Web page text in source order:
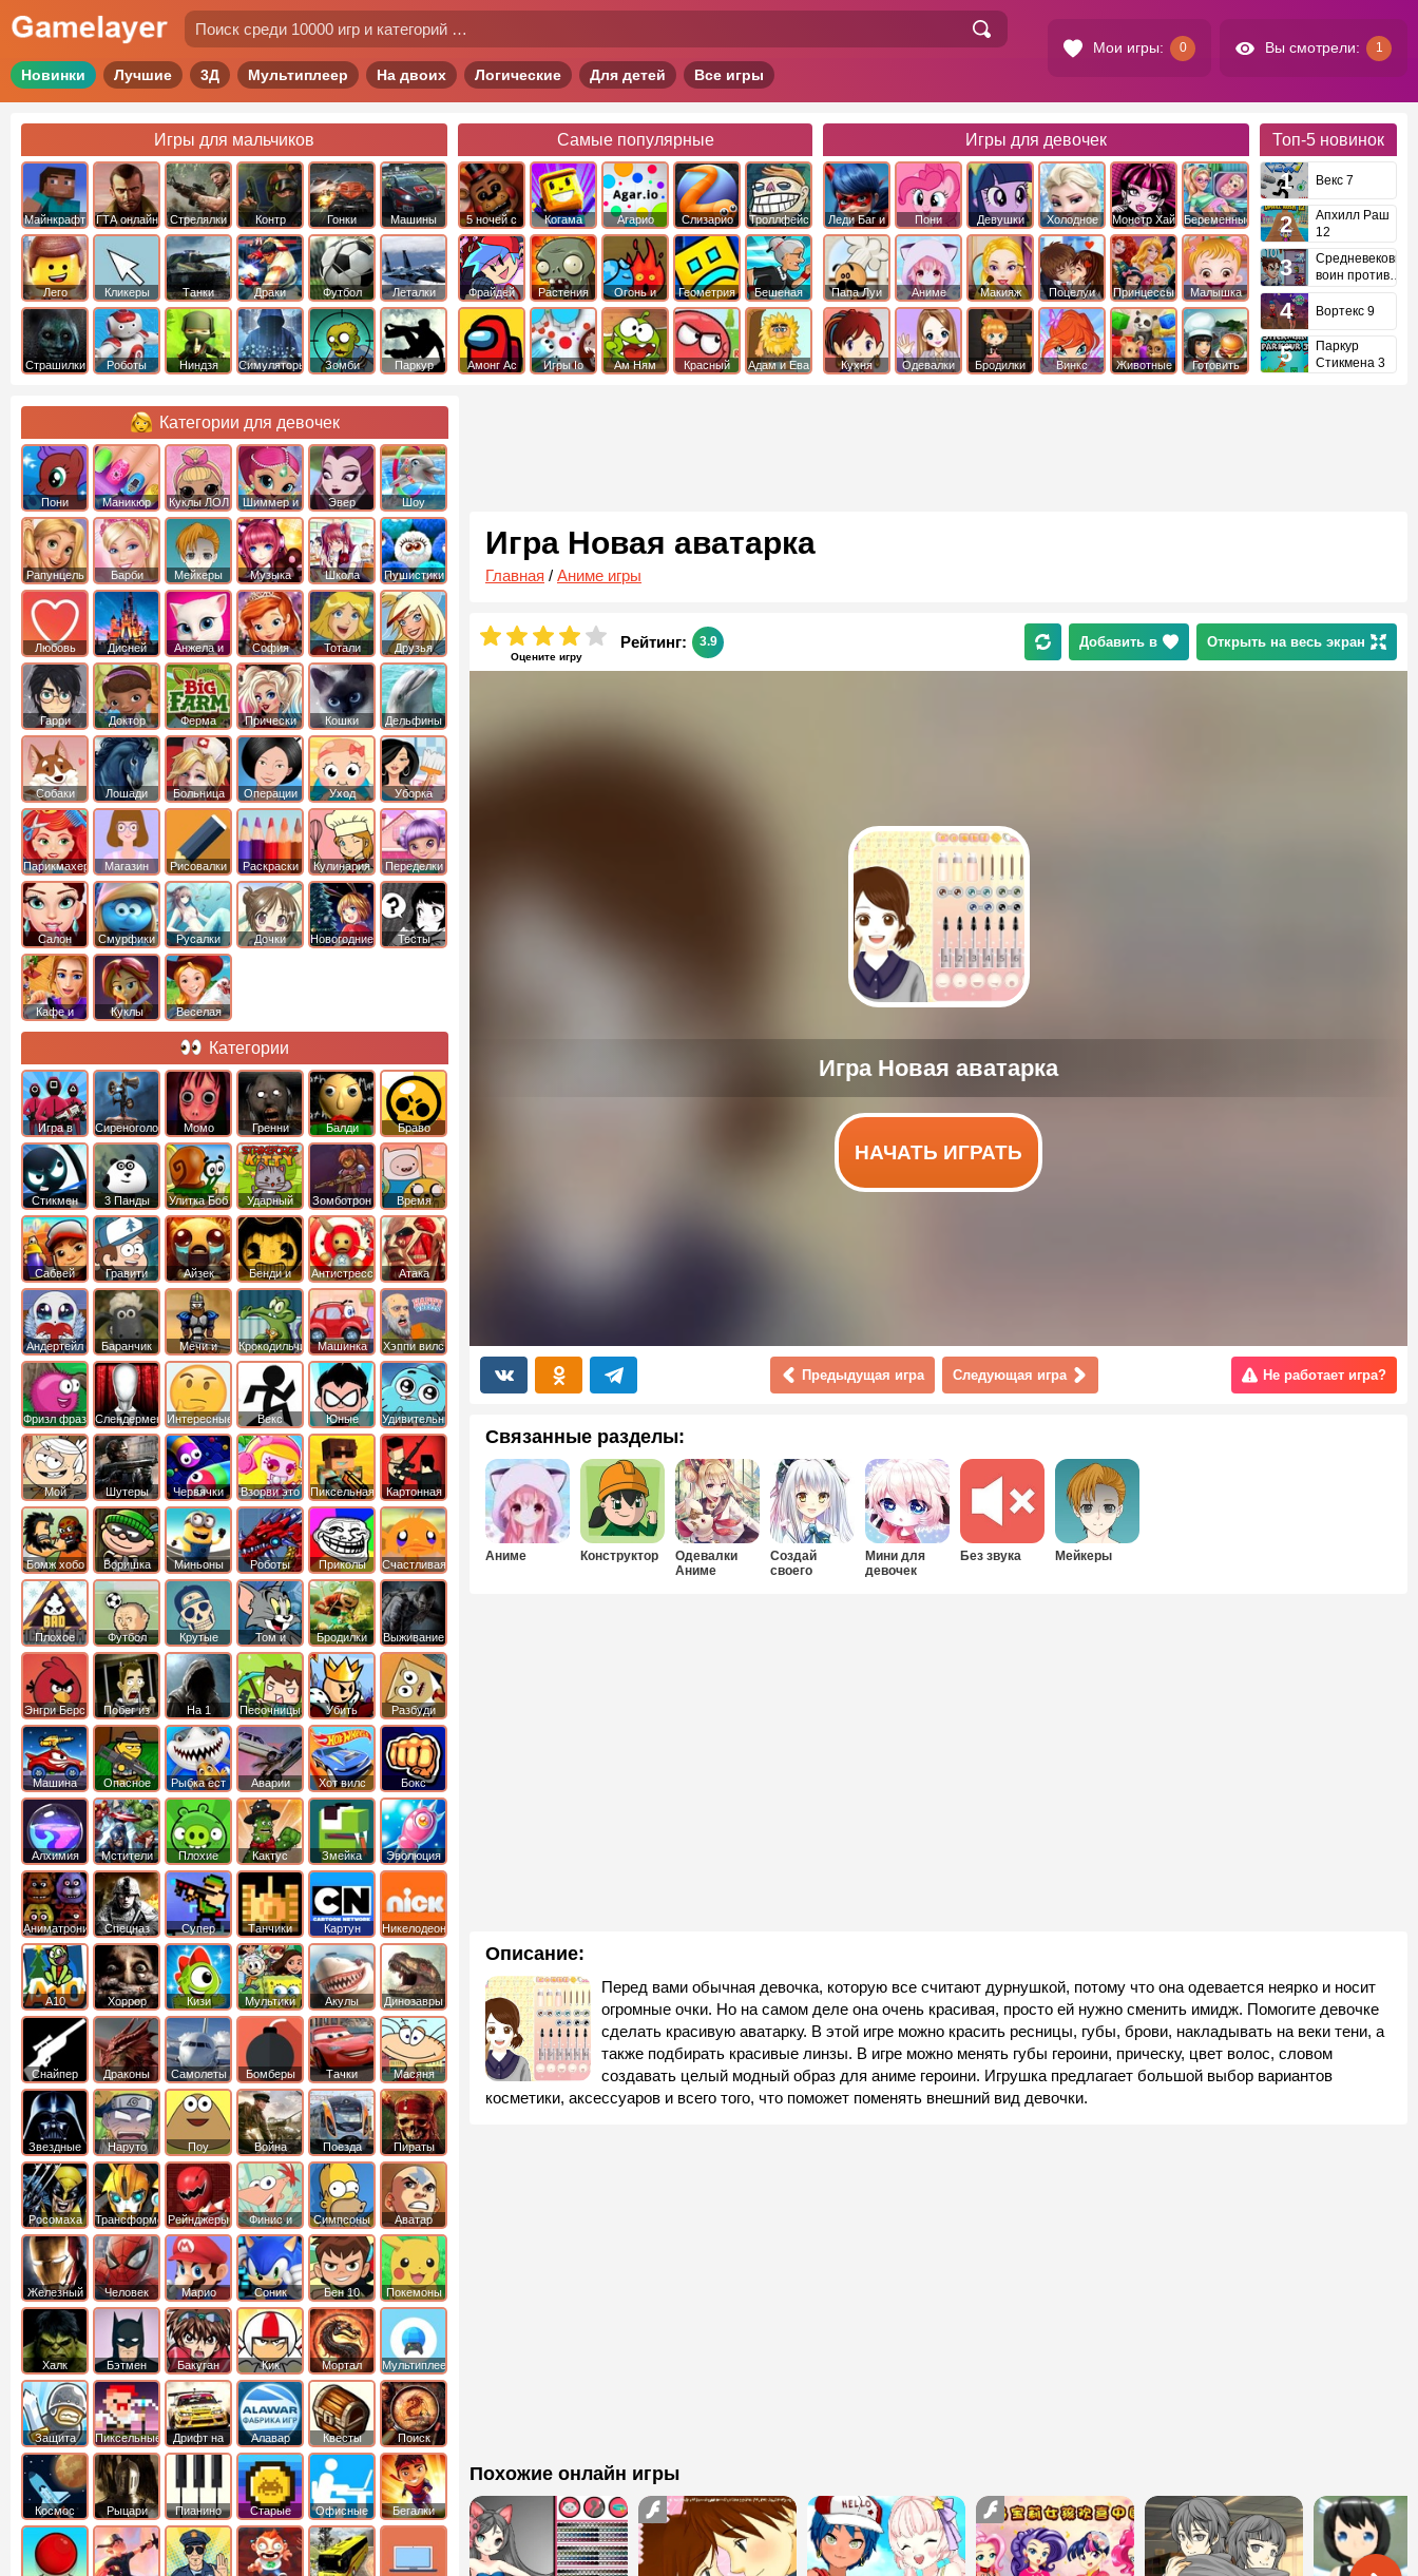
Мои игры: 0 Вы смотрели: 1
Новинки Лучшие 3Д Мультиплеер На двоих Логические Для детей Все игры
Игры для мальчиков
Майнкрафт ГТА онлайн Стрелялки
Контр
Страйк
Гонки Машины
Лего Кликеры Танки Драки Футбол Леталки
Страшилки Роботы Ниндзя Симуляторы Зомби Паркур
Самые популярные
5 ночей с
фредди
Когама Агарио Слизарио
Троллфейс
квест
Фрайдей
Найт
Фанкин
Растения
против
Зомби
Огонь и
Вода
Геометрия
Даш
Бешеная
бабка
сбежала из
психушки
Амонг Ас Игры Io Ам Ням
Красный
Адам и Ева
Игры для девочек
Леди Баг и
Супер Кот
Пони
Дружба это
Девушки
Эквестрии
Холодное
Сердце
Монстр Хай Беременные
Папа Луи Аниме Макияж Поцелуи
Принцессы
Диснея
Малышка
Хейзел
Кухня
Одевалки Бродилки Винкс Животные
Готовить
Топ-5 новинок
Векс 7
Апхилл Раш
12
Средневековый
воин против
Вортекс 9
Паркур
Стикмена 3
Игра Новая аватарка
Главная / Аниме игры
Оцените игру
Рейтинг: 3.9 Добавить в Открыть на весь экран
НАЧАТЬ ИГРАТЬ
Предыдущая игра Следующая игра Не работает игра?
Связанные разделы:
Аниме Конструктор
Одевалки
Аниме
Создай
своего
Мини для
девочек
Без звука Мейкеры
Описание:
Перед вами обычная девочка, которую все считают дурнушкой, потому что она одевается неярко и носит
огромные очки. Но на самом деле она очень красивая, просто ей нужно сменить имидж. Помогите девочке
сделать красивую аватарку. В этой игре можно красить ресницы, губы, брови, накладывать на веки тени, а
также подбирать красивые линзы. В игре можно менять губы героини, прическу, цвет волос, словом
создавать целый модный образ для аниме героини. Игрушка предлагает большой выбор вариантов
косметики, аксессуаров и всего того, что поможет поменять внешний вид девочки.
Похожие онлайн игры
Категории для девочек
Пони
креатор
Маникюр Куклы ЛОЛ
Шиммер и
Шайн
Эвер
Афтер Хай
Шоу
дельфинов
Рапунцель Барби Мейкеры Музыка Школа Пушистики
Любовь Дисней
Анжела и
том
София
Прекрасная
Тотали
Спайс
Друзья
ангелов
Гарри
Поттер
Доктор
Плюшева
Ферма Прически Кошки Дельфины
Собаки Лошади Больница Операции Уход Уборка
Парикмахер Магазин Рисовалки Раскраски Кулинария Переделки
Салон Смурфики Русалки Дочки Новогодние Тесты
Кафе и
Куклы
Веселая
Категории
Игра в
Кальмара
Сиреноголовый Момо Гренни Балди
Браво
Старс
Стикмен 3 Панды Улитка Боб
Ударный
отряд котят
Зомботрон
Время
Приключений
Сабвей
Серф
Гравити
Фолз
Айзек
Бенди и
Чернильная
машина
Антистресс
Атака
Титанов
Андертейл
Баранчик
Шон
Мечи и
Сандали
Крокодильчик
Свомпи
Машинка
Вилли
Хэппи вилс
Фризл фраз Слендермен Интересные Векс
Юные
титаны
вперед
Удивительный
мир
Гамбола
Мой
шумный
дом
Шутеры Червячки Взорви это
Пиксельная
война
Картонная
башка
Бомж хобо
Воришка
боб
Миньоны
Роботы
динозавры
Приколы
Счастливая
обезьянка
Плохое
мороженое
Футбол
головами
Крутые
Том и
джерри
Бродилки
Приключения
Выживание
Энгри Берс
Побег из
тюрьмы
На 1 Песочницы
Убить
короля
Разбуди
коробку
Машина
ест
машину
Опасное
оружие
Рыбка ест
рыбку
Аварии
машин
Хот вилс Бокс
Алхимия Мстители
Плохие
свинки
Кактус
маккой
Змейка Эволюция
Аниматроники Спецназ
Супер
бойцы
Танчики
Картун
нетворк
Никелодеон
А10 Хоррор Кизи Мультики Акулы Динозавры
Снайпер Драконы Самолеты Бомберы Тачки Масяня
Звездные
войны
Наруто Поу Война Поезда
Пираты
Карибского
Моря
Росомаха ТрансформерыРейнджеры
Самураи
Финис и
Ферб
Симпсоны
Аватар
легенда об
Аанге
Железный
человек
Человек
Паук
Марио Соник Бен 10 Покемоны
Халк Бэтмен Бакуган
Кик
Бутовский
Мортал
комбат
Мультиплеер
Защита
королевства
Пиксельные
Дрифт на
машинах
Алавар Квесты
Поиск
предметов
Космос Рыцари Пианино Старые Офисные Бегалки